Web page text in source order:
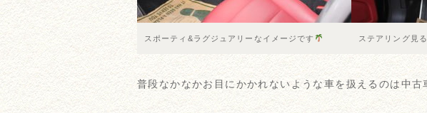
スポーティ&ラグジュアリーなイメージです ステアリング見
普段なかなかお目にかかれないような車を扱えるのは中古